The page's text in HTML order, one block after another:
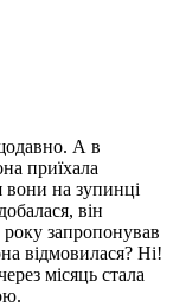
А в
приїхала
вони на зупинці
він
року запропонував
відмовилася? Ні!
місяць стала